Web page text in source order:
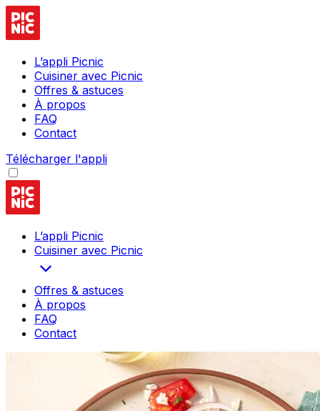
L’appli Picnic
Cuisiner avec Picnic
Offres & astuces
À propos
FAQ
Contact
Télécharger l'appli
L’appli Picnic
Cuisiner avec Picnic
Offres & astuces
À propos
FAQ
Contact